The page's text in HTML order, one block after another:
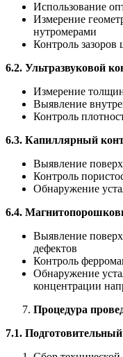
Использование
Измерение
нутромерами
Контроль
6.2. Ультразвуковой
Измерение
Выявление
Контроль
6.3. Капиллярный
Выявление
Контроль
Обнаружение
6.4.
Выявление
дефектов
Контроль
Обнаружение
концентрации
Процедура
7.1.